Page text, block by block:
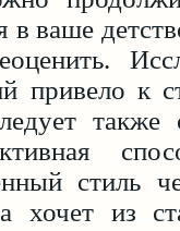
в ваше
привело к
также
стиль
хочет из